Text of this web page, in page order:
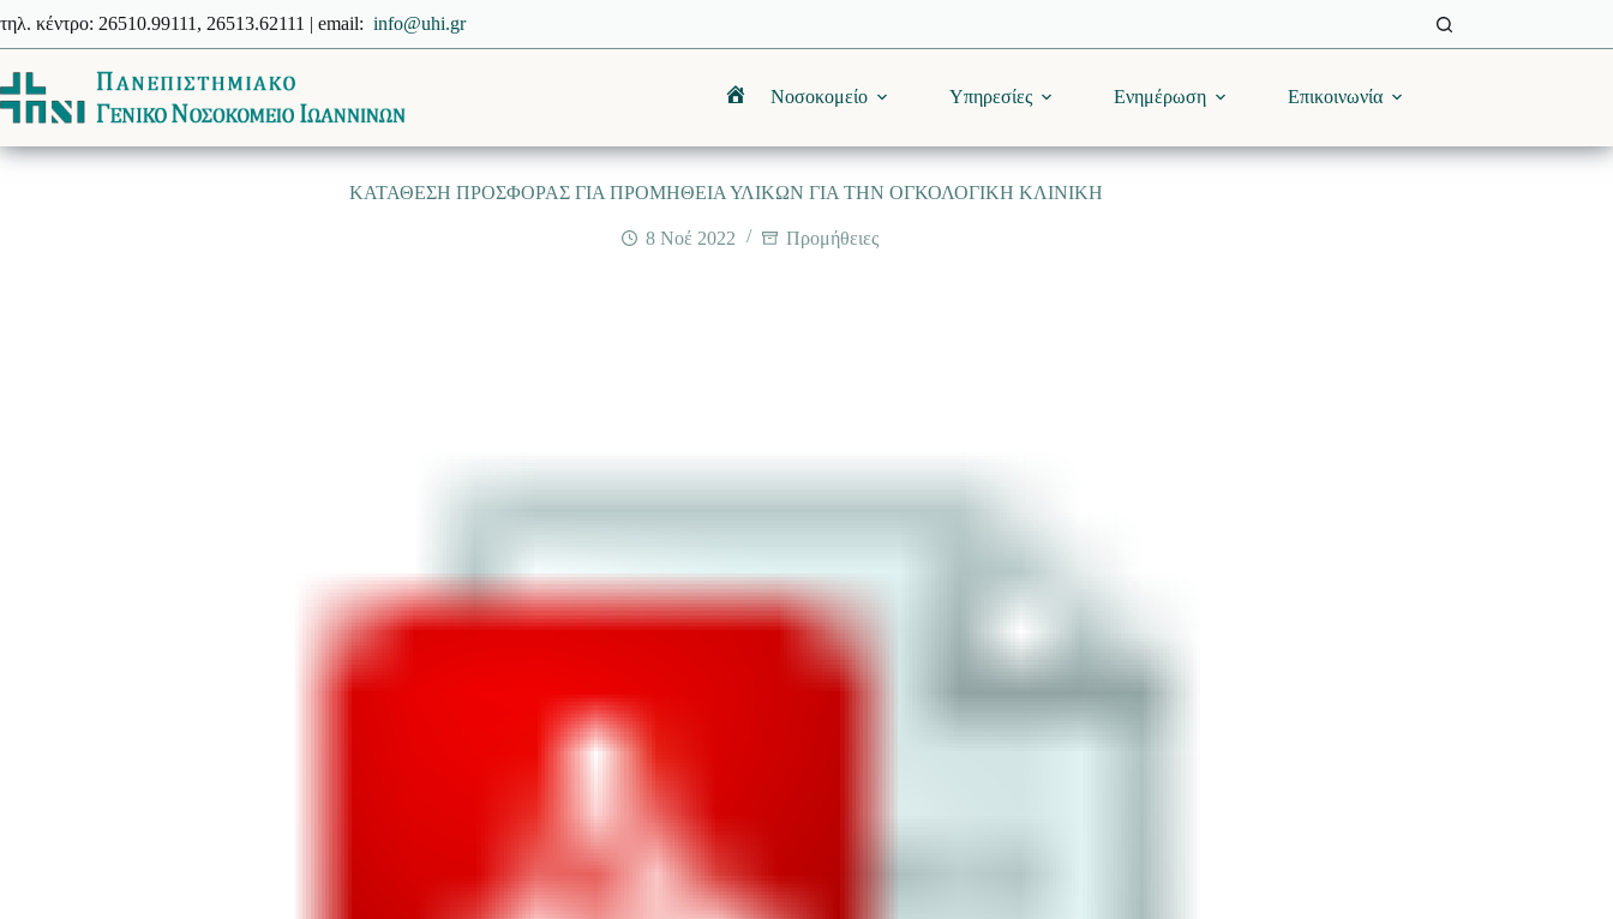
στο
περιεχόμενο
τηλ. κέντρο: 26510.99111, 26513.62111 | email: info@uhi.gr
ΑρχικήΝοσοκομείο Υπηρεσίες Ενημέρωση Επικοινωνία
ΚΑΤΑΘΕΣΗ ΠΡΟΣΦΟΡΑΣ ΓΙΑ ΠΡΟΜΗΘΕΙΑ ΥΛΙΚΩΝ ΓΙΑ ΤΗΝ ΟΓΚΟΛΟΓΙΚΗ ΚΛΙΝΙΚΗ
8 Νοέ 2022 Προμήθειες